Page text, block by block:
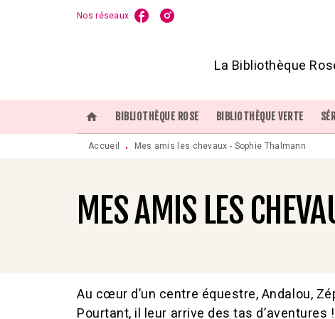
RECHERCHE
Nos réseaux
La Bibliothèque
home BIBLIOTHÈQUE ROSE BIBLIOTHÈQUE VERTE
Accueil • Mes amis les chevaux - Sophie Thalmann
MES AMIS LES
Au cœur d’un centre équestre, Andalou,
Pourtant, il leur arrive des tas